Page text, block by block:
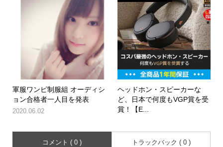
軍服ワンピ制服組 オーディシ
ョン合格者一人目を発表
2020.06.02
ヘッドホン・スピーカーな
ど、日本で何度もVGP賞を受
賞！【E...
コメント ( 0 ) トラックバック ( 0 )